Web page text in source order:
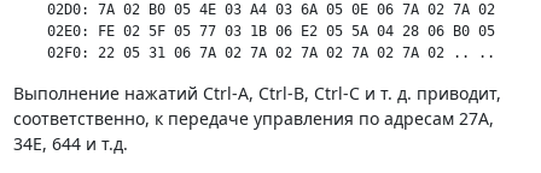
    02D0: 7А 02 В0 05 4Е 03 А4 03 6А 05 0Е 06 7А 02 7А 02
    02Е0: FE 02 5F 05 77 03 1В 06 Е2 05 5А 04 28 06 В0 05
    02F0: 22 05 31 06 7А 02 7А 02 7А 02 7А 02 7А 02 .. ..
Выполнение нажатий Ctrl-A, Ctrl-B, Ctrl-С и т. д. приводит,
соответственно, к передаче управления по адресам 27А,
34Е, 644 и т.д.